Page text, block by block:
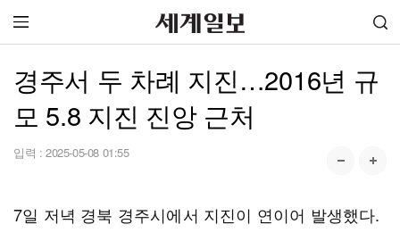
경주서 두 차례 지진…2016년 규
모 5.8 지진 진앙 근처
입력 : 2025-05-08 01:55
7일 저녁 경북 경주시에서 지진이 연이어 발생했다.